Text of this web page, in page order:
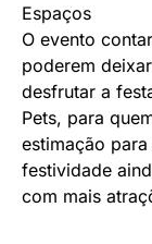
Espaços
O evento
poderem
desfrutar a
Pets, para
estimação
festividade
com mais